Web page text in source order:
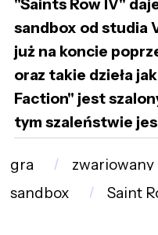
"Saints Row IV"
sandbox od studia
już na koncie
oraz takie dzieła
Faction" jest
tym szaleństwie
gra zwariowany
sandbox
Saint